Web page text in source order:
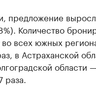
предложение
Количество
во всех южных
в Астраханской
области